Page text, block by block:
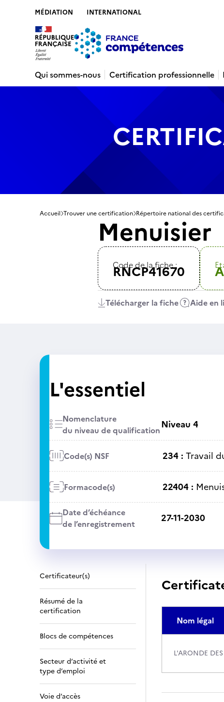
MÉDIATION INTERNATIONAL
Qui sommes-nous
Certification professionnelle
Accueil Trouver une certification Répertoire national des
Menuisier
Code de la fiche :
RNCP41670
Télécharger la fiche Aide en
L'essentiel
Nomenclature
du niveau de qualificationNiveau 4
Code(s) NSF 234 : Travail
Formacode(s) 22404 :
Date d’échéance
de l’enregistrement
27-11-2030
Certificateur(s)
Résumé de la
certification
Blocs de compétences
Secteur d’activité et
type d’emploi
Voie d’accès
Nom légal
L'ARONDE